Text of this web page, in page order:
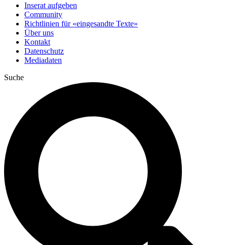
Inserat aufgeben
Community
Richtlinien für «eingesandte Texte»
Über uns
Kontakt
Datenschutz
Mediadaten
Suche